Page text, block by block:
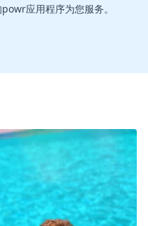
应用程序为您服务。